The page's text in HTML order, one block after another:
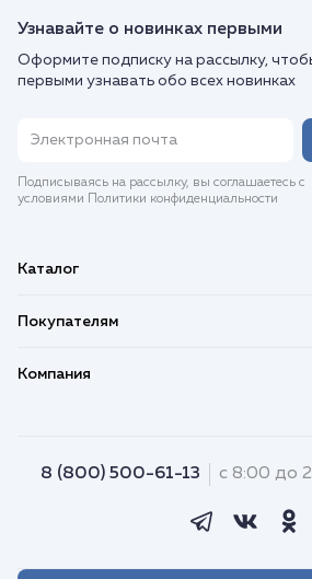
Узнавайте о новинках первыми
Оформите подписку на рассылку,
первыми узнавать обо всех новинках
Подписываясь на рассылку, вы соглашаетесь с
условиями Политики конфиденциальности
Каталог
Покупателям
Компания
8 (800) 500-61-13 с 8:00 до